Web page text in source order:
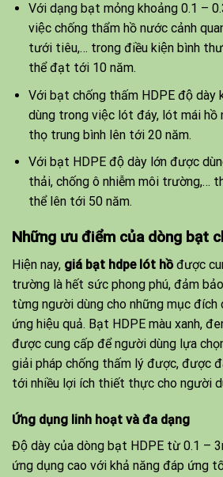
Với dạng bạt mỏng khoảng 0.1 –
việc chống thẩm hồ nước cảnh
tưới tiêu,… trong điều kiện bình
thể đạt tới 10 năm.
Với bạt chống thấm HDPE độ dày
dùng trong việc lót đáy, lót mái hồ
thọ trung bình lên tới 20 năm.
Với bạt HDPE độ dày lớn được
thải, chống ô nhiễm môi trường,…
thể lên tới 50 năm.
Những ưu điểm của dòng bạt
Hiện nay, giá bạt hdpe lót hồđược
trường là hết sức phong phú, đảm
từng người dùng cho những mục
ứng hiệu quả. Bạt HDPE màu xanh,
được cung cấp để người dùng lựa
giải pháp chống thấm lý được, được
tới nhiều lợi ích thiết thực cho người
Ứng dụng linh hoạt và đa dạng
Độ dày của dòng bạt HDPE từ 0.1 –
ứng dụng cao với khả năng đáp ứng